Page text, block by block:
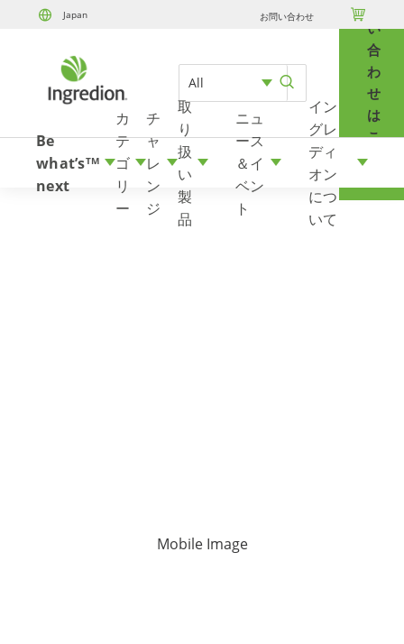
Japan お問い合わせ 
All
い
合
わ
せ
は
こ
ち
Be
what’s
next
TM
カ
テ
ゴ
リ
ー
チ
ャ
レ
ン
ジ
取
り
扱
い
製
品
ニュ
ース
＆イ
ベン
ト
イン
グレ
ディ
オン
につ
いて
Mobile Image